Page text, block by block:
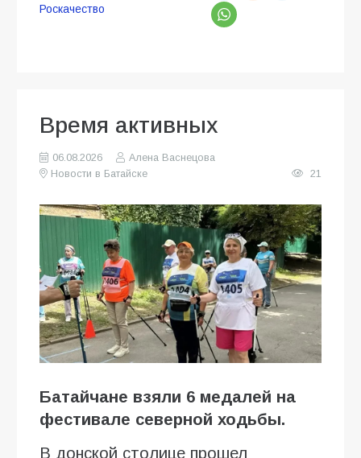
Роскачество
Время активных
06.08.2026
Алена Васнецова
Новости в Батайске
21
Батайчане взяли 6 медалей на
фестивале северной ходьбы.
В донской столице прошел